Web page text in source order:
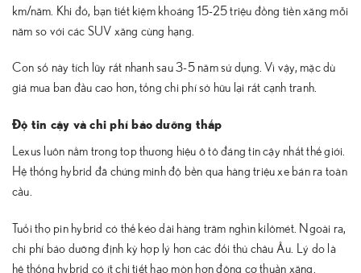
km/năm. Khi đó, bạn tiết kiệm khoảng 15-25 triệu đồng tiền xăng mỗi
năm so với các SUV xăng cùng hạng.
Con số này tích lũy rất nhanh sau 3-5 năm sử dụng. Vì vậy, mặc dù
giá mua ban đầu cao hơn, tổng chi phí sở hữu lại rất cạnh tranh.
Độ tin cậy và chi phí bảo dưỡng thấp
Lexus luôn nằm trong top thương hiệu ô tô đáng tin cậy nhất thế giới.
Hệ thống hybrid đã chứng minh độ bền qua hàng triệu xe bán ra toàn
cầu.
Tuổi thọ pin hybrid có thể kéo dài hàng trăm nghìn kilômét. Ngoài ra,
chi phí bảo dưỡng định kỳ hợp lý hơn các đối thủ châu Âu. Lý do là
hệ thống hybrid có ít chi tiết hao mòn hơn động cơ thuần xăng.